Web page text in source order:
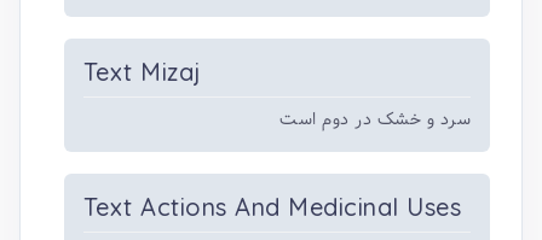
Text Mizaj
سرد و خشک در دوم است
Text Actions And Medicinal Uses